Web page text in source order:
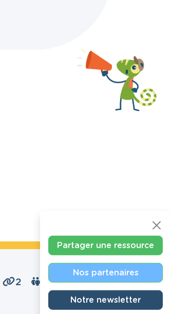
2 0
Partager une ressource
Nos partenaires
Notre newsletter